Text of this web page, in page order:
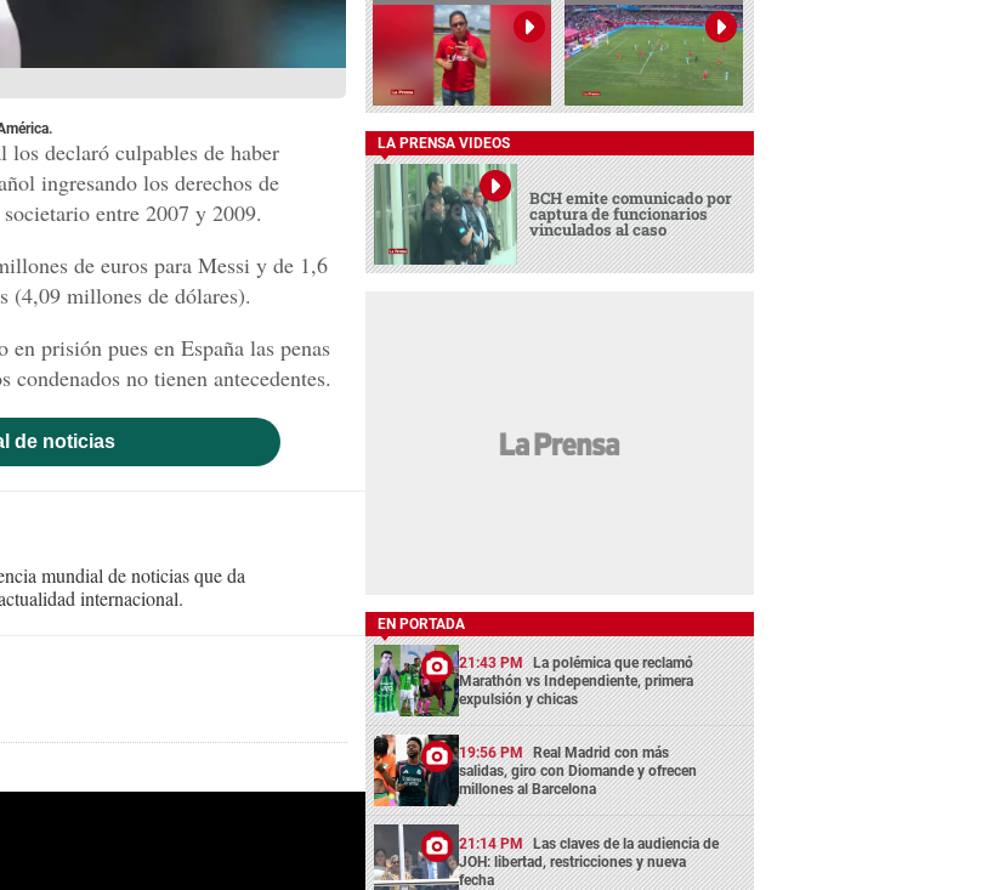
los declaró culpables de haber
ingresando los derechos de
entre 2007 y 2009.
de euros para Messi y de 1,6
(4,09 millones de dólares).
prisión pues en España las penas
no tienen antecedentes.
de noticias
mundial de noticias que da
internacional.
LA PRENSA VIDEOS
BCH emite comunicado por
captura de funcionarios
vinculados al caso
EN PORTADA
21:43 PM La polémica que reclamó
Marathón vs Independiente, primera
expulsión y chicas
19:56 PM Real Madrid con más
salidas, giro con Diomande y ofrecen
millones al Barcelona
21:14 PM Las claves de la audiencia de
JOH: libertad, restricciones y nueva
fecha